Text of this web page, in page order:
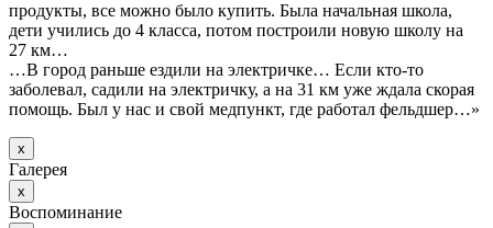
продукты, все можно было купить. Была начальная школа,
дети учились до 4 класса, потом построили новую школу на
27 км…
…В город раньше ездили на электричке… Если кто-то
заболевал, садили на электричку, а на 31 км уже ждала скорая
помощь. Был у нас и свой медпункт, где работал фельдшер…»
х
Галерея
х
Воспоминание